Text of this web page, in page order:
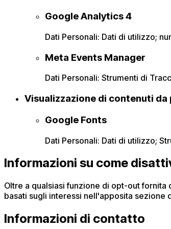
Google Analytics 4
Dati Personali: Dati di utilizzo;
Meta Events Manager
Dati Personali: Strumenti di
Visualizzazione di contenuti
Google Fonts
Dati Personali: Dati di utilizzo;
Informazioni su come
Oltre a qualsiasi funzione di opt-out
basati sugli interessi nell'apposita sezione
Informazioni di contatto